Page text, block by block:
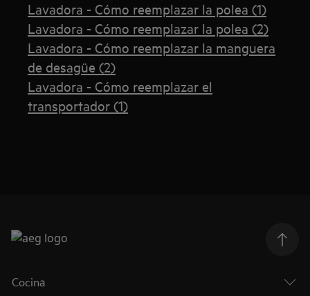
Lavadora - Cómo reemplazar la polea (1)
Lavadora - Cómo reemplazar la polea (2)
Lavadora - Cómo reemplazar la manguera
de desagüe (2)
Lavadora - Cómo reemplazar el
transportador (1)
Cocina